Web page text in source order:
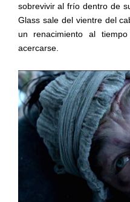
sobrevivir al frío dentro de
Glass sale del vientre del
un renacimiento al
acercarse.